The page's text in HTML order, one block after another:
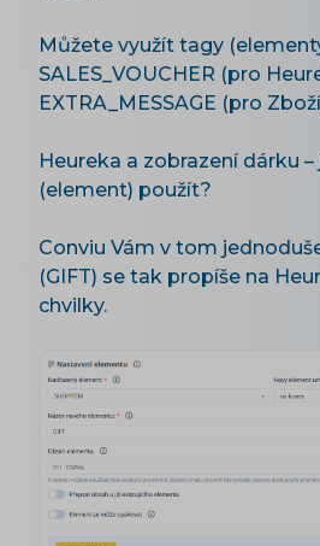
Můžete využít tagy
SALES_VOUCHER (pro
EXTRA_MESSAGE (pro
Heureka a zobrazení dárku
(element) použít?
Conviu Vám v tom
(GIFT) se tak propíše na
chvilky.